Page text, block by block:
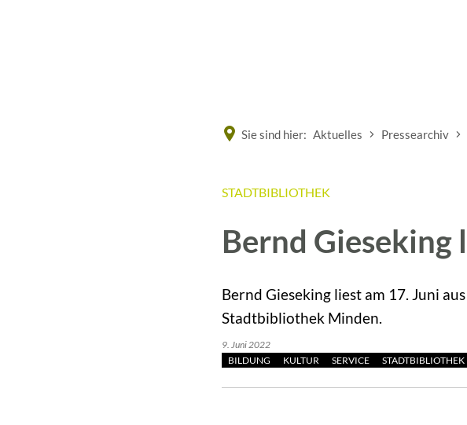
Sie sind hier: Aktuelles Pressearchiv
STADTBIBLIOTHEK
Bernd Gieseking
Bernd Gieseking liest am 17. Juni
Stadtbibliothek Minden.
9. Juni 2022
BILDUNG
KULTUR SERVICE STADTBIBLIOTHEK